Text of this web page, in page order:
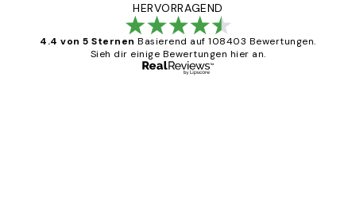
HERVORRAGEND
4.4 von 5 Sternen Basierend auf 108403 Bewertungen.
Sieh dir einige Bewertungen hier an.